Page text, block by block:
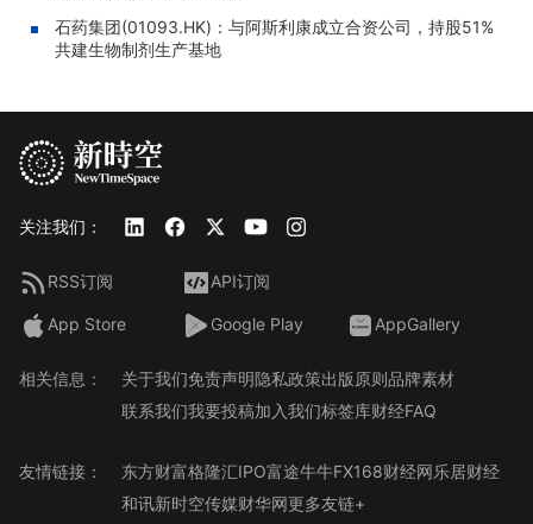
石药集团(01093.HK)：与阿斯利康成立合资公司，持股51%
共建生物制剂生产基地
关注我们：
RSS订阅 API订阅
App Store Google Play AppGallery
相关信息： 关于我们免责声明隐私政策出版原则品牌素材
联系我们我要投稿加入我们标签库财经FAQ
友情链接： 东方财富格隆汇IPO富途牛牛FX168财经网乐居财经
和讯新时空传媒财华网更多友链+